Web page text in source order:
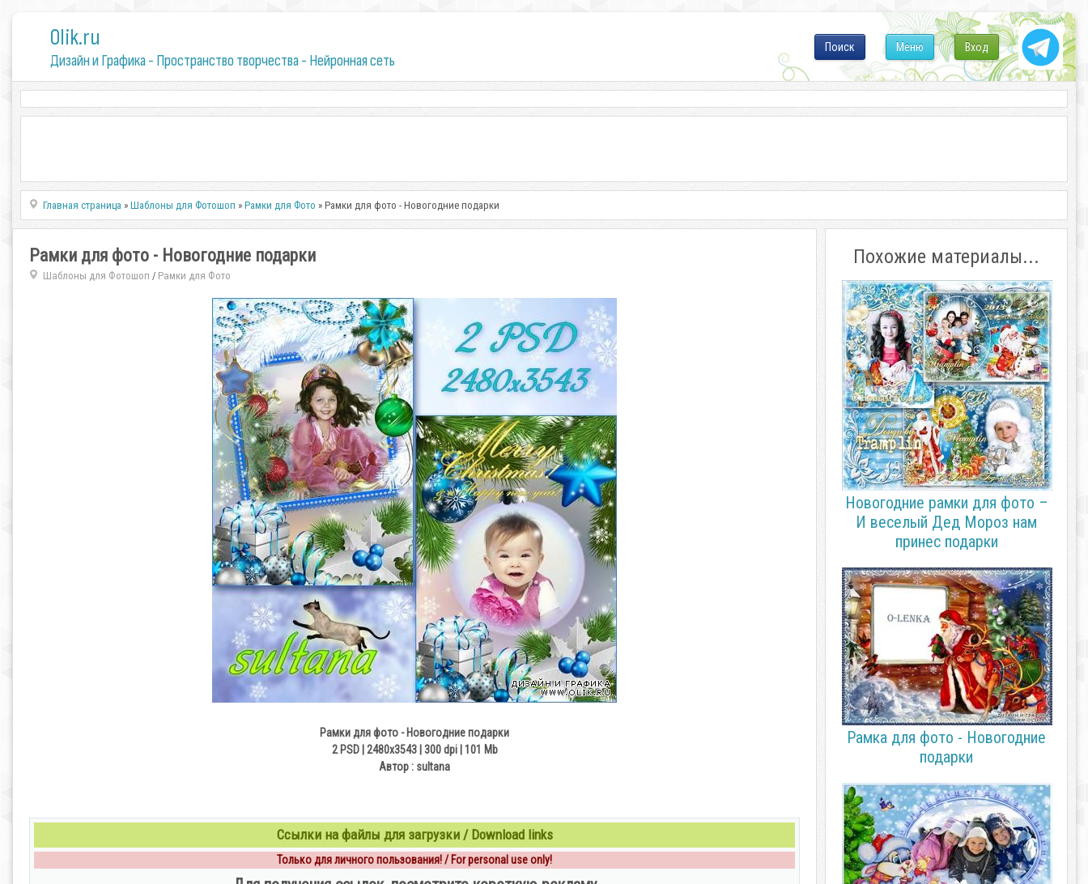
0lik.ru
Дизайн и Графика - Пространство творчества - Нейронная сеть
Вход
Меню
Поиск
Главная страница »Шаблоны для Фотошоп »Рамки для Фото » Рамки для фото - Новогодние подарки
Рамки для фото - Новогодние подарки
Шаблоны для Фотошоп / Рамки для Фото
Рамки для фото - Новогодние подарки
2 PSD | 2480x3543 | 300 dpi | 101 Mb
Автор : sultana
Ссылки на файлы для загрузки / Download links
Только для личного пользования! / For personal use only!
Похожие материалы...
Новогодние рамки для фото –
И веселый Дед Мороз нам
принес подарки
Рамка для фото - Новогодние
подарки